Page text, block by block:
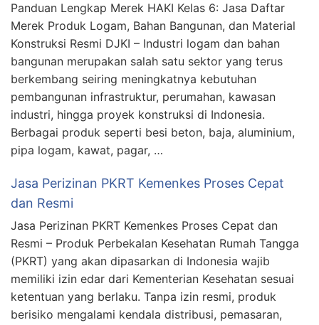
Panduan Lengkap Merek HAKI Kelas 6: Jasa Daftar
Merek Produk Logam, Bahan Bangunan, dan Material
Konstruksi Resmi DJKI – Industri logam dan bahan
bangunan merupakan salah satu sektor yang terus
berkembang seiring meningkatnya kebutuhan
pembangunan infrastruktur, perumahan, kawasan
industri, hingga proyek konstruksi di Indonesia.
Berbagai produk seperti besi beton, baja, aluminium,
pipa logam, kawat, pagar, …
Jasa Perizinan PKRT Kemenkes Proses Cepat
dan Resmi
Jasa Perizinan PKRT Kemenkes Proses Cepat dan
Resmi – Produk Perbekalan Kesehatan Rumah Tangga
(PKRT) yang akan dipasarkan di Indonesia wajib
memiliki izin edar dari Kementerian Kesehatan sesuai
ketentuan yang berlaku. Tanpa izin resmi, produk
berisiko mengalami kendala distribusi, pemasaran,